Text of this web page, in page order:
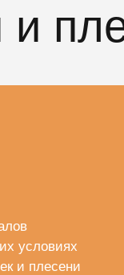
и
условиях
и плесени